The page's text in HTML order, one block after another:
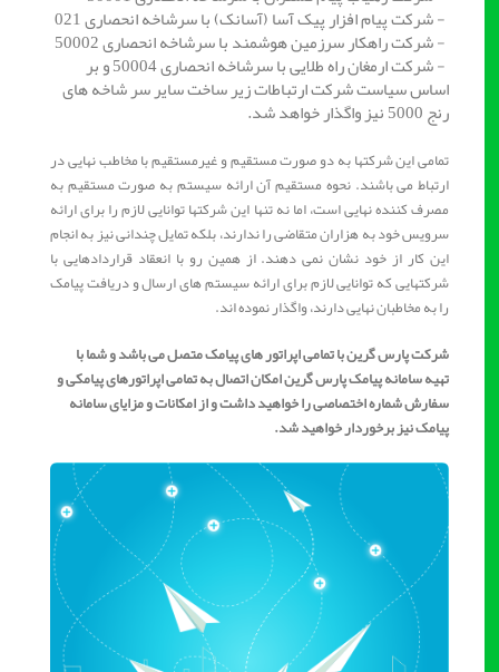
- شرکت پیام افزار پیک آسا (آسانک) با سرشاخه انحصاری 021
- شرکت راهکار سرزمین هوشمند با سرشاخه انحصاری 50002
- شرکت ارمغان راه طلایی با سرشاخه انحصاری 50004 و بر
اساس سیاست شرکت ارتباطات زیر ساخت سایر سر شاخه های
رنج 5000 نیز واگذار خواهد شد.
تمامی این شرکتها به دو صورت مستقیم و غیرمستقیم با مخاطب نهایی در
ارتباط می باشند. نحوه مستقیم آن ارائه سیستم به صورت مستقیم به
مصرف کننده نهایی است، اما نه تنها این شرکتها توانایی لازم را برای ارائه
سرویس خود به هزاران متقاضی را ندارند، بلکه تمایل چندانی نیز به انجام
این کار از خود نشان نمی دهند. از همین رو با انعقاد قراردادهایی با
شرکتهایی که توانایی لازم برای ارائه سیستم های ارسال و دریافت پیامک
را به مخاطبان نهایی دارند، واگذار نموده اند.
شرکت پارس گرین با تمامی اپراتور های پیامک متصل می باشد و شما با
تهیه سامانه پیامک پارس گرین امکان اتصال به تمامی اپراتورهای پیامکی و
سفارش شماره اختصاصی را خواهید داشت و از امکانات و مزایای سامانه
پیامک نیز برخوردار خواهید شد.